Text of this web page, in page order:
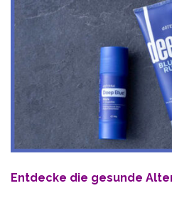
Entdecke die gesunde